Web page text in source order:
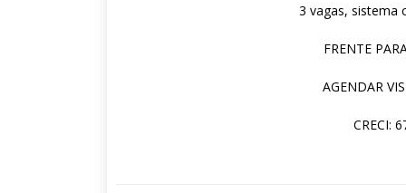
3 vagas, sistema
FRENTE
AGENDAR
CRECI: